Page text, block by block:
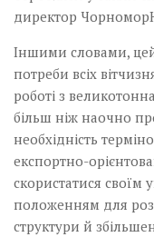
директор
Іншими словами,
потреби всіх
роботі з
більш ніж наочно­­
необхідність
експортно-
скористатися своїм
положенням для
структури й